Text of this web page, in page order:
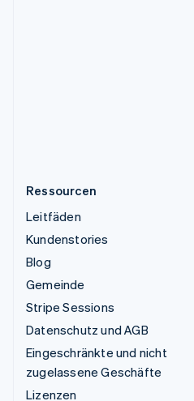
Ressourcen
Leitfäden
Kundenstories
Blog
Gemeinde
Stripe Sessions
Datenschutz und AGB
Eingeschränkte und nicht
zugelassene Geschäfte
Lizenzen